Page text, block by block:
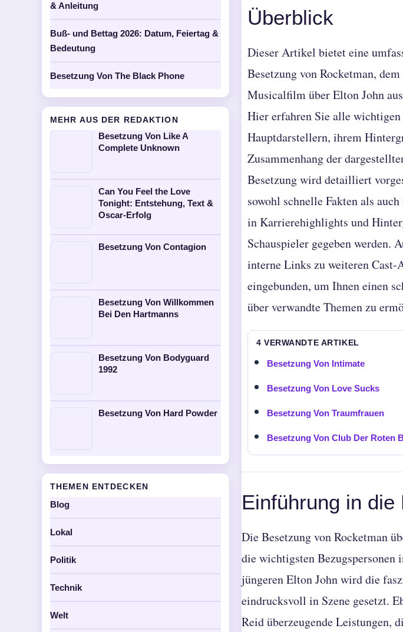
Überblick
Dieser Artikel bietet eine
Besetzung von Rocketman,
Musicalfilm über Elton John
Hier erfahren Sie alle wichtigen
Hauptdarstellern, ihrem
Zusammenhang der
Besetzung wird detailliert
sowohl schnelle Fakten als
in Karrierehighlights und
Schauspieler gegeben werden.
interne Links zu weiteren Cast-
eingebunden, um Ihnen einen
über verwandte Themen zu
4 VERWANDTE ARTIKEL
Besetzung Von Intimate
Besetzung Von Love Sucks
Besetzung Von Traumfrauen
Besetzung Von Club Der Roten
Einführung in die
Die Besetzung von Rocketman
die wichtigsten
jüngeren Elton John wird die
eindrucksvoll in Szene gesetzt.
Reid überzeugende Leistungen,
& Anleitung
Buß- und Bettag 2026: Datum, Feiertag &
Bedeutung
Besetzung Von The Black Phone
MEHR AUS DER REDAKTION
Besetzung Von Like A
Complete Unknown
Can You Feel the Love
Tonight: Entstehung, Text &
Oscar-Erfolg
Besetzung Von Contagion
Besetzung Von Willkommen
Bei Den Hartmanns
Besetzung Von Bodyguard
1992
Besetzung Von Hard Powder
THEMEN ENTDECKEN
Blog
Lokal
Politik
Technik
Welt